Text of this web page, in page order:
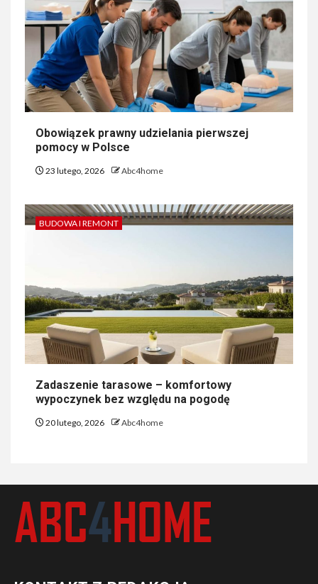
Obowiązek prawny udzielania pierwszej
pomocy w Polsce
23 lutego, 2026 Abc4home
BUDOWA I REMONT
Zadaszenie tarasowe – komfortowy
wypoczynek bez względu na pogodę
20 lutego, 2026 Abc4home